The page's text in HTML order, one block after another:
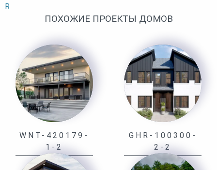
R
ПОХОЖИЕ ПРОЕКТЫ ДОМОВ
WNT-420179-
1-2
GHR-100300-
2-2